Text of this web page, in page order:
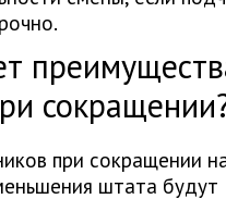
при сокращении
штата будут